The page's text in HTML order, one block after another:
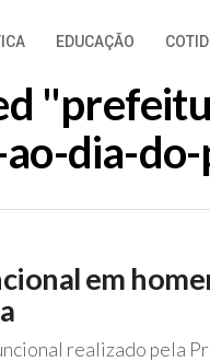
EDUCAÇÃO
dia-
em
realizado pela